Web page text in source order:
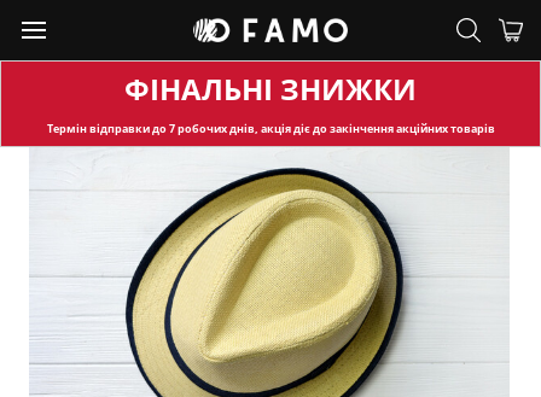
ФІНАЛЬНІ ЗНИЖКИ
Термін відправкидо 7 робочих днів, акція діє до закінчення акційних товарів